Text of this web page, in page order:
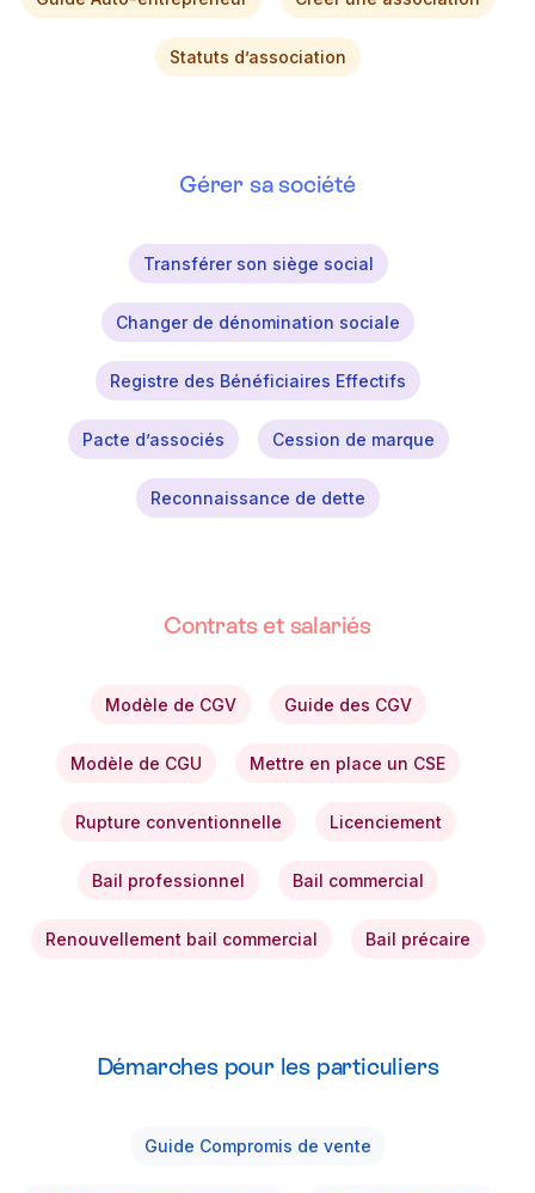
Statuts d’association
Gérer sa société
Transférer son siège social
Changer de dénomination sociale
Registre des Bénéficiaires Effectifs
Pacte d’associés Cession de marque
Reconnaissance de dette
Contrats et salariés
Modèle de CGV Guide des CGV
Modèle de CGU Mettre en place un CSE
Rupture conventionnelle Licenciement
Bail professionnel Bail commercial
Renouvellement bail commercial Bail précaire
Démarches pour les particuliers
Guide Compromis de vente